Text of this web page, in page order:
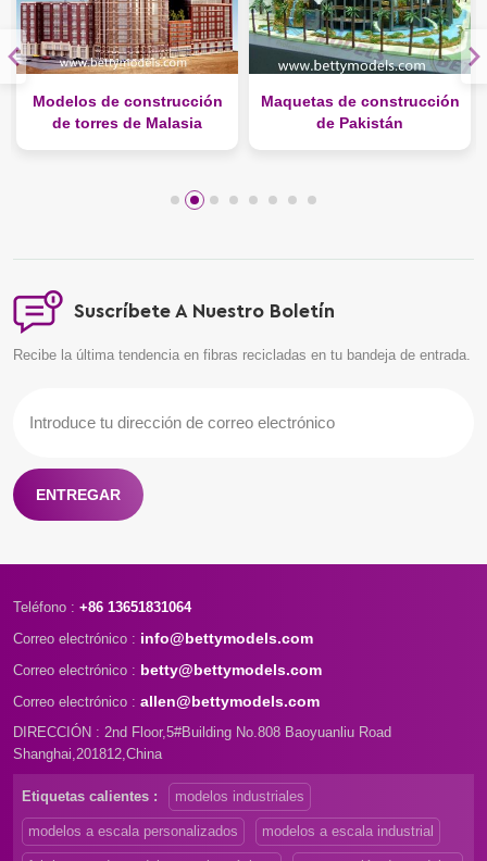
Modelos de construcción
de torres de Malasia
Maquetas de construcción
de Pakistán
Suscríbete A Nuestro Boletín
Recibe la última tendencia en fibras recicladas en tu bandeja de entrada.
ENTREGAR
Teléfono : +86 13651831064
Correo electrónico : info@bettymodels.com
Correo electrónico : betty@bettymodels.com
Correo electrónico : allen@bettymodels.com
DIRECCIÓN : 2nd Floor,5#Building No.808 Baoyuanliu Road
Shanghai,201812,China
Etiquetas calientes : modelos industriales
modelos a escala personalizados modelos a escala industrial